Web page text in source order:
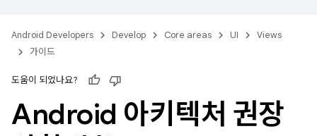
Android Developers Develop Core areas UI
Views
가이드
도움이 되었나요?
Android 아키텍처 권장